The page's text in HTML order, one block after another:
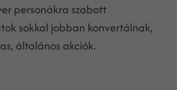
personákra szabott
sokkal jobban konvertálnak,
általános akciók.